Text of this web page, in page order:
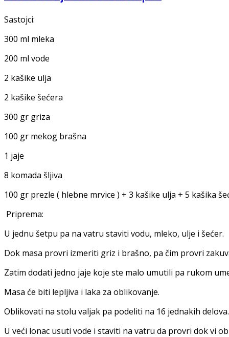
Sastojci:
300 ml mleka
200 ml vode
2 kašike ulja
2 kašike šećera
300 gr griza
100 gr mekog brašna
1 jaje
8 komada šljiva
100 gr prezle ( hlebne mrvice ) + 3 kašike ulja + 5 kašika
Priprema:
U jednu šetpu pa na vatru staviti vodu, mleko, ulje i šećer.
Dok masa provri izmeriti griz i brašno, pa čim provri
Zatim dodati jedno jaje koje ste malo umutili pa rukom
Masa će biti lepljiva i laka za oblikovanje.
Oblikovati na stolu valjak pa podeliti na 16 jednakih delova.
U veći lonac usuti vode i staviti na vatru da provri dok vi